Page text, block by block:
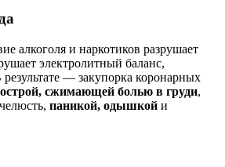
алкоголя и наркотиков разрушает
электролитный баланс,
— закупорка коронарных
острой, сжимающей болью в груди,
паникой, одышкой и